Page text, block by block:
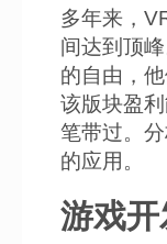
多年来，
间达到顶
的自由，
该版块盈
笔带过。
的应用。
游戏